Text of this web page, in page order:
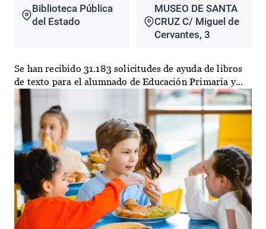
Biblioteca Pública
del Estado
MUSEO DE SANTA
CRUZ C/ Miguel de
Cervantes, 3
Se han recibido 31.183 solicitudes de ayuda de libros
de texto para el alumnado de Educación Primaria y...